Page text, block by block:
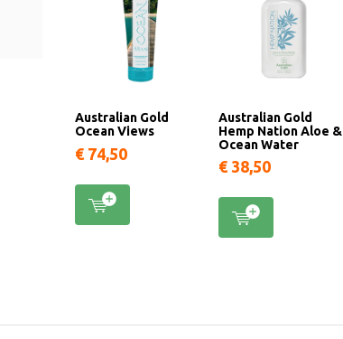
Australian Gold
Ocean Views
€ 74,50
Australian Gold
Hemp Nation Aloe &
Ocean Water
€ 38,50